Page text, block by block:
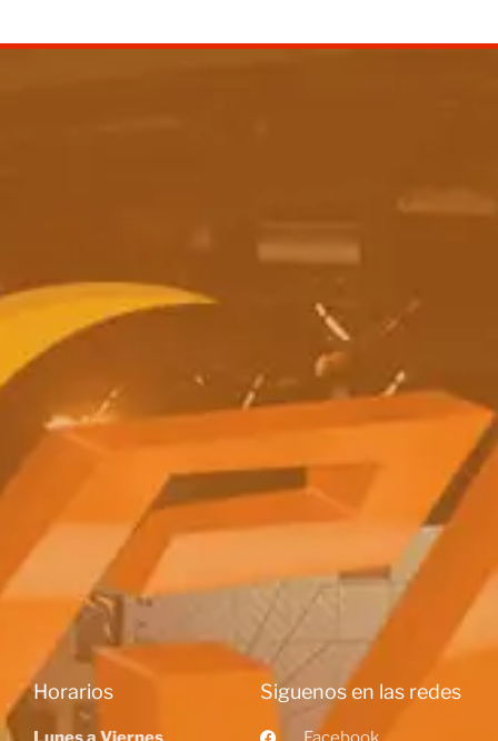
Horarios Siguenos en las redes